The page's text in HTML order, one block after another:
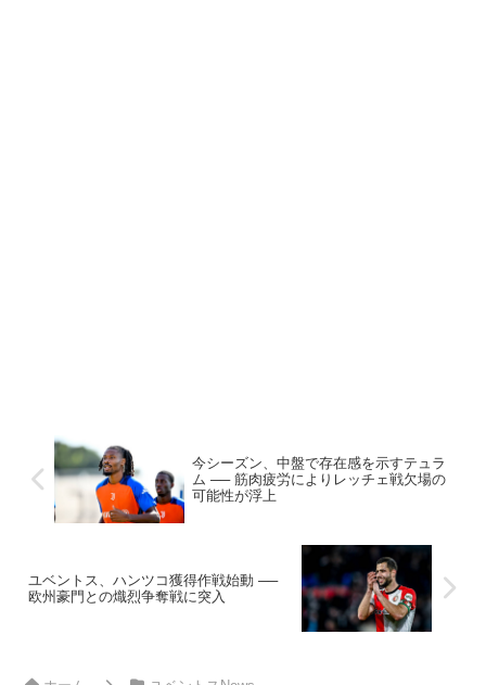
今シーズン、中盤で存在感を示すテュラ
ム ── 筋肉疲労によりレッチェ戦欠場の
可能性が浮上
ユベントス、ハンツコ獲得作戦始動 ──
欧州豪門との熾烈争奪戦に突入